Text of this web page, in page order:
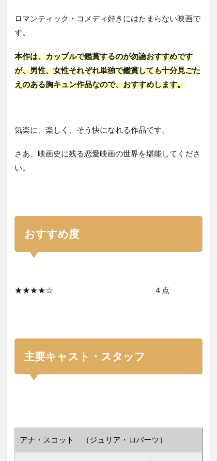
ロマンティック・コメディ好きにはたまらない映画で
す。
本作は、カップルで鑑賞するのが勿論おすすめです
が、男性、女性それぞれ単独で鑑賞しても十分見ごた
えのある胸キュン作品なので、おすすめします。
気楽に、楽しく、そう快になれる作品です。
さあ、映画史に残る恋愛映画の世界を堪能してくださ
い。
おすすめ度
★★★★☆ ４点
主要キャスト・スタッフ
アナ・スコット （ジュリア・ロバーツ）